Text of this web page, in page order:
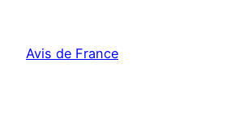
contenu
Avis de France